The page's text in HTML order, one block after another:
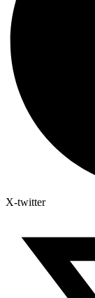
X-twitter